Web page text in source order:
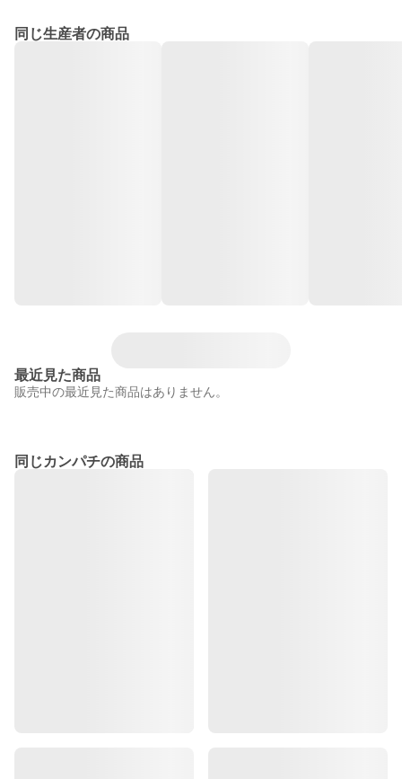
同じ生産者の商品
最近見た商品
販売中の最近見た商品はありません。
同じカンパチの商品